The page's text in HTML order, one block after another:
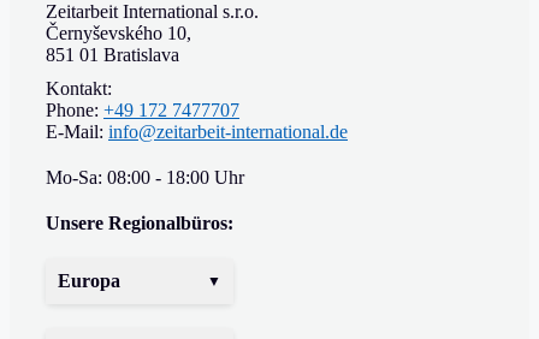
Zeitarbeit International s.r.o.
Černyševského 10,
851 01 Bratislava
Kontakt:
Phone: +49 172 7477707
E-Mail: info@zeitarbeit-international.de
Mo-Sa: 08:00 - 18:00 Uhr
Unsere Regionalbüros:
Europa